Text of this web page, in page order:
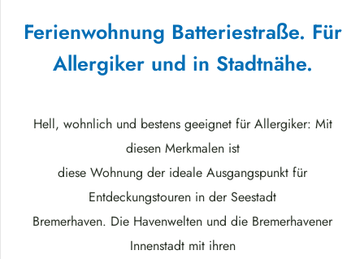
Ferienwohnung Batteriestraße. Für
Allergiker und in Stadtnähe.
Hell, wohnlich und bestens geeignet für Allergiker: Mit
diesen Merkmalen ist
diese Wohnung der ideale Ausgangspunkt für
Entdeckungstouren in der Seestadt
Bremerhaven. Die Havenwelten und die Bremerhavener
Innenstadt mit ihren